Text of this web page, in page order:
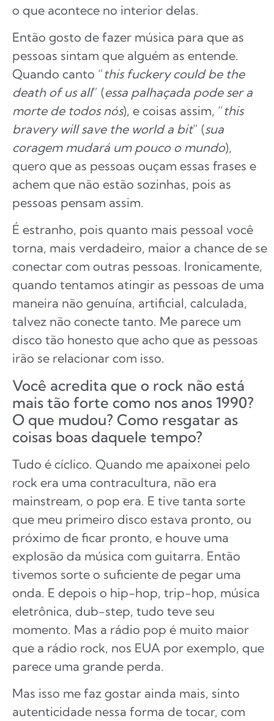
o que acontece no interior delas.
Então gosto de fazer música para que as
pessoas sintam que alguém as entende.
Quando canto “ this fuckery could be the
death of us all” (essa palhaçada pode ser a
morte de todos nós), e coisas assim, “ this
bravery will save the world a bit” (sua
coragem mudará um pouco o mundo),
quero que as pessoas ouçam essas frases e
achem que não estão sozinhas, pois as
pessoas pensam assim.
É estranho, pois quanto mais pessoal você
torna, mais verdadeiro, maior a chance de se
conectar com outras pessoas. Ironicamente,
quando tentamos atingir as pessoas de uma
maneira não genuína, artificial, calculada,
talvez não conecte tanto. Me parece um
disco tão honesto que acho que as pessoas
irão se relacionar com isso.
Você acredita que o rock não está
mais tão forte como nos anos 1990?
O que mudou? Como resgatar as
coisas boas daquele tempo?
Tudo é cíclico. Quando me apaixonei pelo
rock era uma contracultura, não era
mainstream, o pop era. E tive tanta sorte
que meu primeiro disco estava pronto, ou
próximo de ficar pronto, e houve uma
explosão da música com guitarra. Então
tivemos sorte o suficiente de pegar uma
onda. E depois o hip-hop, trip-hop, música
eletrônica, dub-step, tudo teve seu
momento. Mas a rádio pop é muito maior
que a rádio rock, nos EUA por exemplo, que
parece uma grande perda.
Mas isso me faz gostar ainda mais, sinto
autenticidade nessa forma de tocar, com